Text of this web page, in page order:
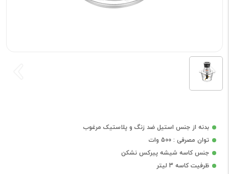
بدنه از جنس استیل ضد زنگ و پلاستیک مرغوب
توان مصرفی : 500 وات
جنس کاسه شیشه پیرکس نشکن
ظرفیت کاسه 3 لیتر